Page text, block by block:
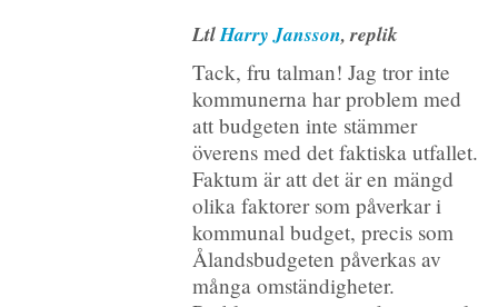
LtlHarry Jansson, replik
Tack, fru talman! Jag tror inte
kommunerna har problem med
att budgeten inte stämmer
överens med det faktiska utfallet.
Faktum är att det är en mängd
olika faktorer som påverkar i
kommunal budget, precis som
Ålandsbudgeten påverkas av
många omständigheter.